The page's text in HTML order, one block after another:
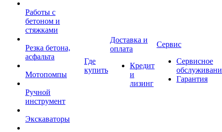
Работы с
бетоном и
стяжками
Резка бетона,
асфальта
Мотопомпы
Ручной
инструмент
Экскаваторы
Где
купить
Доставка и
оплата
Кредит
и
лизинг
Сервис
Сервисное
Гарантия